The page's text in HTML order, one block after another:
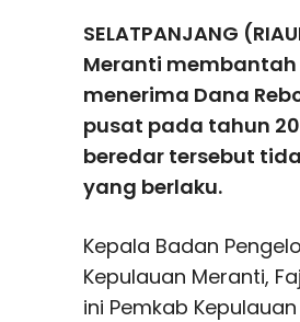
SELATPANJANG
Meranti
menerima Dana
pusat pada tahun
beredar tersebut
yang berlaku.
Kepala Badan
Kepulauan Meranti,
ini Pemkab